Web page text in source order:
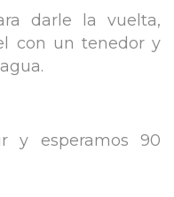
darle la vuelta,
con un tenedor y
y esperamos 90